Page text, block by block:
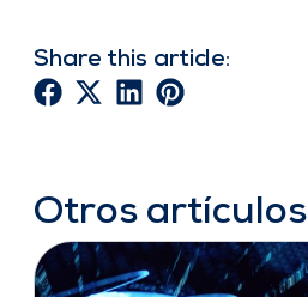
Share this article:
Otros artículos